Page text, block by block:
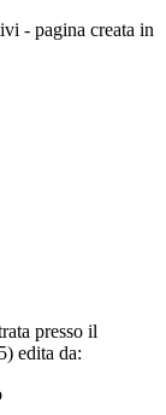
- pagina creata in
presso il
edita da: